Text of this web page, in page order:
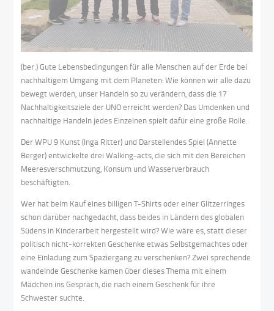
(ber.) Gute Lebensbedingungen für alle Menschen auf der Erde bei
nachhaltigem Umgang mit dem Planeten: Wie können wir alle dazu
bewegt werden, unser Handeln so zu verändern, dass die 17
Nachhaltigkeitsziele der UNO erreicht werden? Das Umdenken und
nachhaltige Handeln jedes Einzelnen spielt dafür eine große Rolle.
Der WPU 9 Kunst (Inga Ritter) und Darstellendes Spiel (Annette
Berger) entwickelte drei Walking-acts, die sich mit den Bereichen
Meeresverschmutzung, Konsum und Wasserverbrauch
beschäftigten.
Wer hat beim Kauf eines billigen T-Shirts oder einer Glitzerringes
schon darüber nachgedacht, dass beides in Ländern des globalen
Südens in Kinderarbeit hergestellt wird? Wie wäre es, statt dieser
politisch nicht-korrekten Geschenke etwas Selbstgemachtes oder
eine Einladung zum Spaziergang zu verschenken? Zwei sprechende
wandelnde Geschenke kamen über dieses Thema mit einem
Mädchen ins Gespräch, die nach einem Geschenk für ihre
Schwester suchte.